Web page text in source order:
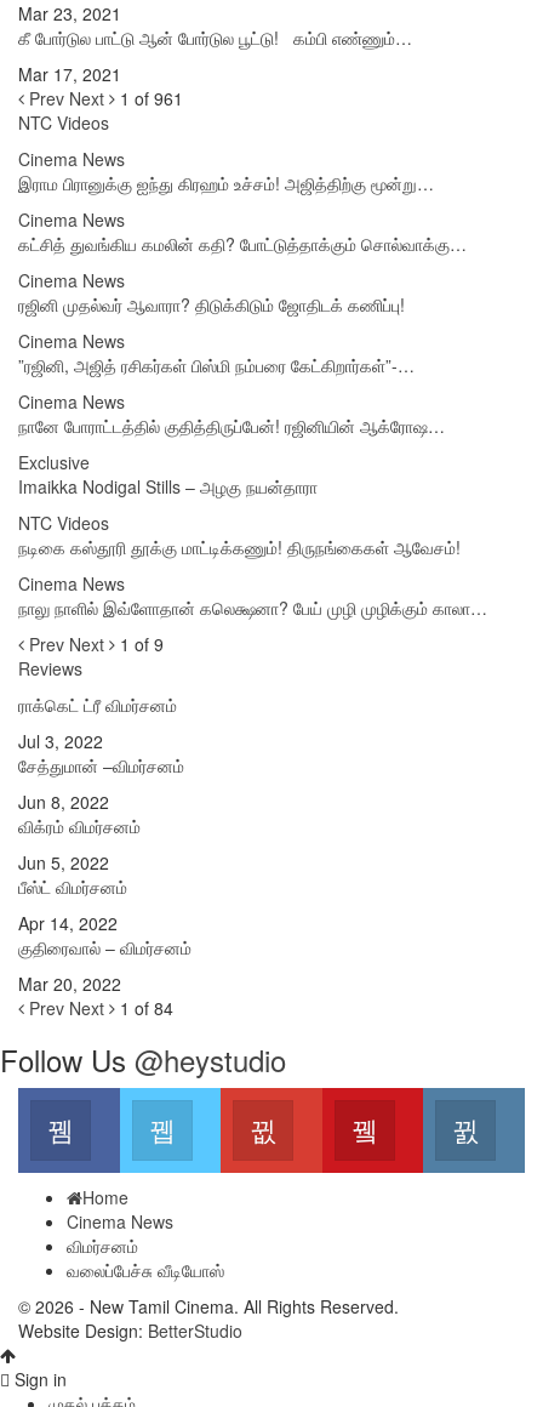
Mar 23, 2021
கீ போர்டுல பாட்டு ஆன் போர்டுல பூட்டு! கம்பி எண்ணும்…
Mar 17, 2021
Prev Next
1 of 961
NTC Videos
Cinema News
இராம பிரானுக்கு ஐந்து கிரஹம் உச்சம்! அஜித்திற்கு மூன்று…
Cinema News
கட்சித் துவங்கிய கமலின் கதி? போட்டுத்தாக்கும் சொல்வாக்கு…
Cinema News
ரஜினி முதல்வர் ஆவாரா? திடுக்கிடும் ஜோதிடக் கணிப்பு!
Cinema News
”ரஜினி, அஜித் ரசிகர்கள் பிஸ்மி நம்பரை கேட்கிறார்கள்”-…
Cinema News
நானே போராட்டத்தில் குதித்திருப்பேன்! ரஜினியின் ஆக்ரோஷ…
Exclusive
Imaikka Nodigal Stills – அழகு நயன்தாரா
NTC Videos
நடிகை கஸ்தூரி தூக்கு மாட்டிக்கணும்! திருநங்கைகள் ஆவேசம்!
Cinema News
நாலு நாளில் இவ்ளோதான் கலெக்ஷனா? பேய் முழி முழிக்கும் காலா…
Prev Next
1 of 9
Reviews
ராக்கெட் ட்ரீ விமர்சனம்
Jul 3, 2022
சேத்துமான் –விமர்சனம்
Jun 8, 2022
விக்ரம் விமர்சனம்
Jun 5, 2022
பீஸ்ட் விமர்சனம்
Apr 14, 2022
குதிரைவால் – விமர்சனம்
Mar 20, 2022
Prev Next 1 of 84
Follow Us @heystudio
Facebook
Join us on FacebookJoin us on Twitter
Google+
Join us on Google
Youtube
Join us on
Home
Cinema News
விமர்சனம்
வலைப்பேச்சு வீடியோஸ்
© 2026 - New Tamil Cinema. All Rights Reserved.
Website Design: BetterStudio
Sign in